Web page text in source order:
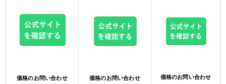
価格のお問い合わせ 価格のお問い合わせ 価格のお問い合わせ